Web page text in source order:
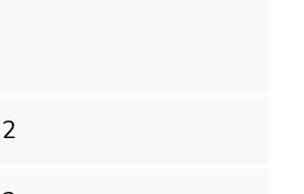
2